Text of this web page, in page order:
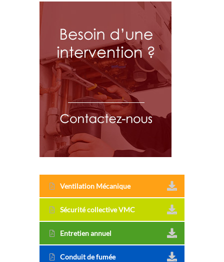
Ventilation Mécanique
Sécurité collective VMC
Entretien annuel
Conduit de fumée